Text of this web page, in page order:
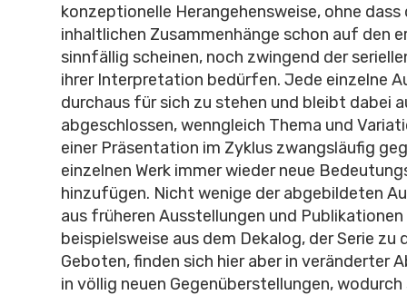
konzeptionelle Herangehensweise, ohne dass
inhaltlichen Zusammenhänge schon auf den
sinnfällig scheinen, noch zwingend der
ihrer Interpretation bedürfen. Jede einzelne
durchaus für sich zu stehen und bleibt dabei
abgeschlossen, wenngleich Thema und
einer Präsentation im Zyklus zwangsläufig
einzelnen Werk immer wieder neue
hinzufügen. Nicht wenige der abgebildeten
aus früheren Ausstellungen und
beispielsweise aus dem Dekalog, der Serie zu
Geboten, finden sich hier aber in veränderter
in völlig neuen Gegenüberstellungen,